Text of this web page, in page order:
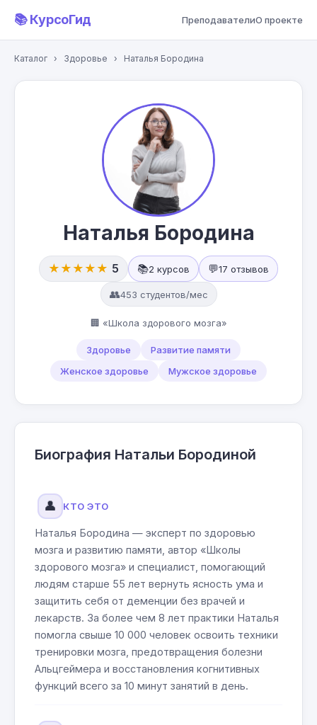
📚 КурсоГид ПреподавателиО проекте
Каталог › Здоровье › Наталья Бородина
Наталья Бородина
★★★★★ 5 📚2 курсов 💬17 отзывов
👥453 студентов/мес
🏢 «Школа здорового мозга»
Здоровье
Развитие памяти
Женское здоровье
Мужское здоровье
Биография Натальи Бородиной
👤 КТО ЭТО
Наталья Бородина — эксперт по здоровью
мозга и развитию памяти, автор «Школы
здорового мозга» и специалист, помогающий
людям старше 55 лет вернуть ясность ума и
защитить себя от деменции без врачей и
лекарств. За более чем 8 лет практики Наталья
помогла свыше 10 000 человек освоить техники
тренировки мозга, предотвращения болезни
Альцгеймера и восстановления когнитивных
функций всего за 10 минут занятий в день.